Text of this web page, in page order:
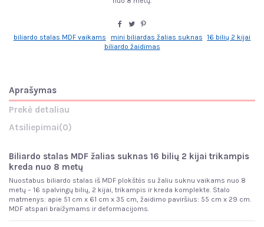
biliardo stalas MDF vaikams mini biliardas žalias suknas 16 bilių 2 kijai
biliardo žaidimas
Aprašymas
Prekė detaliau
Atsiliepimai(0)
Biliardo stalas MDF žalias suknas 16 bilių 2 kijai trikampis
kreda nuo 8 metų
Nuostabus biliardo stalas iš MDF plokštės su žaliu suknu vaikams nuo 8
metų – 16 spalvingų bilių, 2 kijai, trikampis ir kreda komplekte. Stalo
matmenys: apie 51 cm x 61 cm x 35 cm, žaidimo paviršius: 55 cm x 29 cm.
MDF atspari braižymams ir deformacijoms.